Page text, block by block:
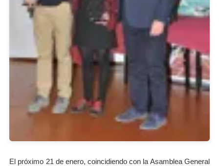
El próximo 21 de enero, coincidiendo con la Asamblea General